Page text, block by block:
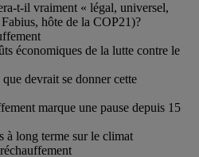
t-il vraiment « légal, universel,
hôte de la COP21)?
économiques de la lutte contre le
devrait se donner cette
marque une pause depuis 15
à long terme sur le climat